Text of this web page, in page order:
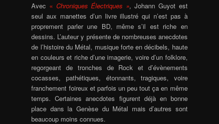
Avec « Chroniques Électriques »,Johann Guyot est
seul aux manettes d’un livre illustré qui n’est pas à
proprement parler une BD, même s’il est riche en
dessins. L’auteur y présente de nombreuses anecdotes
de l’histoire du Métal, musique forte en décibels, haute
en couleurs et riche d’une imagerie, voire d’un folklore,
regorgeant de tronches de Rock et d’évènements
cocasses, pathétiques, étonnants, tragiques, voire
franchement foireux et parfois un peu tout ça en même
temps. Certaines anecdotes figurent déjà en bonne
place dans la Genèse du Métal mais d’autres sont
beaucoup moins connues.